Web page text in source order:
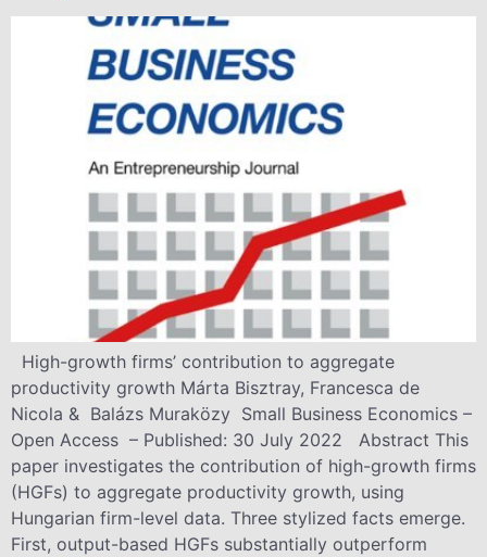
High-growth firms’ contribution to aggregate
productivity growth Márta Bisztray, Francesca de
Nicola & Balázs Muraközy Small Business Economics –
Open Access – Published: 30 July 2022 Abstract This
paper investigates the contribution of high-growth firms
(HGFs) to aggregate productivity growth, using
Hungarian firm-level data. Three stylized facts emerge.
First, output-based HGFs substantially outperform